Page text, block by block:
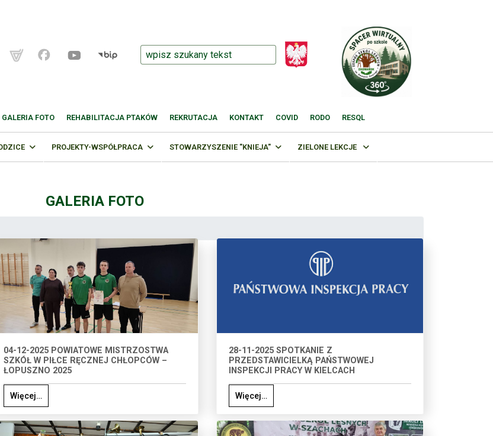
GALERIA FOTO REHABILITACJA PTAKÓW REKRUTACJA KONTAKT COVID RODO RESQL
PROJEKTY-WSPÓŁPRACA STOWARZYSZENIE "KNIEJA" ZIELONE LEKCJE
GALERIA FOTO
04-12-2025 POWIATOWE MISTRZOSTWA
SZKÓŁ W PIŁCE RĘCZNEJ CHŁOPCÓW –
ŁOPUSZNO 2025
Więcej…
28-11-2025 SPOTKANIE Z
PRZEDSTAWICIELKĄ PAŃSTWOWEJ
INSPEKCJI PRACY W KIELCACH
Więcej…